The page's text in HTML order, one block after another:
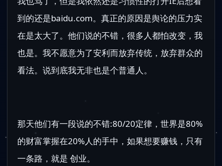
到的还是baidu.com。真正的原因是舆论的压力实
在是太大了。他们说的不错，很多人都怕改变，我
也是。我不愿意为了安利而放弃传统，放弃群众的
看法。说到底我无非也是个普通人。
那天他们有一段说的不错:80/20定律，世界是80%
的财富掌握在20%人的手中，如果想要赚钱，只有
一条路，就是 创业。